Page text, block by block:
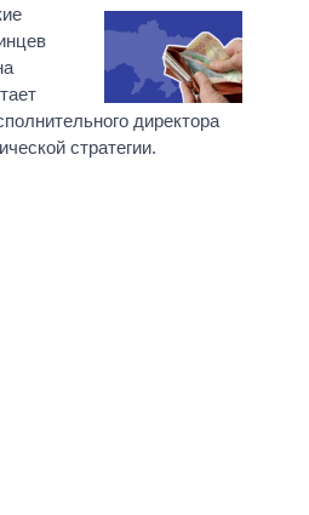
директора
стратегии.